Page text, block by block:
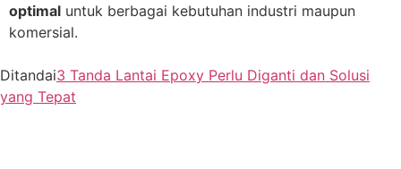
optimal untuk berbagai kebutuhan industri maupun
komersial.
Ditandai3 Tanda Lantai Epoxy Perlu Diganti dan Solusi
yang Tepat